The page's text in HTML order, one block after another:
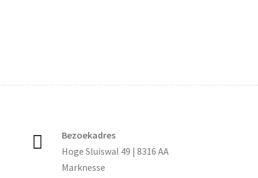
Bezoekadres
Hoge Sluiswal 49 | 8316 AA
Marknesse